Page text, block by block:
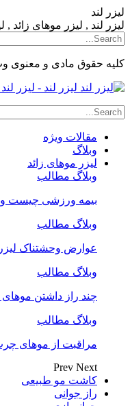
لیزر لند
لیزر لند , لیزر موهای زائد
کلیه حقوق مادی و معنوی
لیزر لند - لیزر
مقالات ویژه
وبلاگ
لیزر موهای زائد
وبلاگ مطالب
بیمه ورزشی چیست و
وبلاگ مطالب
عوارض وحشتناک
وبلاگ مطالب
چند راز داشتن
وبلاگ مطالب
مراقبت از موهای
Prev Next
کاشت مو طبیعی
راز جوانی